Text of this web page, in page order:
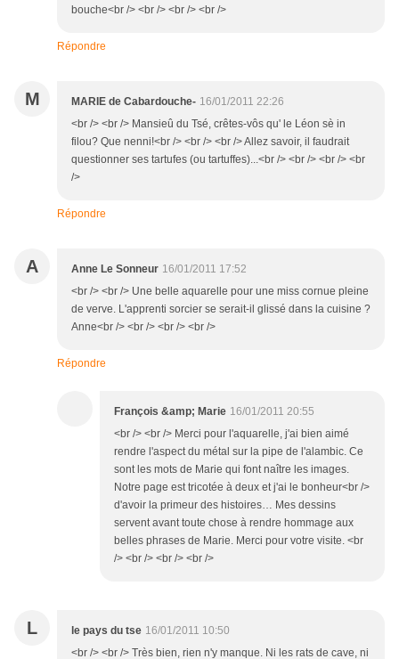
bouche<br /> <br /> <br /> <br />
Répondre
M MARIE de Cabardouche- 16/01/2011 22:26
<br /> <br /> Mansieû du Tsé, crêtes-vôs qu' le Léon sè in
filou? Que nenni!<br /> <br /> <br /> Allez savoir, il faudrait
questionner ses tartufes (ou tartuffes)...<br /> <br /> <br /> <br
/>
Répondre
A Anne Le Sonneur 16/01/2011 17:52
<br /> <br /> Une belle aquarelle pour une miss cornue pleine
de verve. L'apprenti sorcier se serait-il glissé dans la cuisine ?
Anne<br /> <br /> <br /> <br />
Répondre
François &amp; Marie 16/01/2011 20:55
<br /> <br /> Merci pour l'aquarelle, j'ai bien aimé
rendre l'aspect du métal sur la pipe de l'alambic. Ce
sont les mots de Marie qui font naître les images.
Notre page est tricotée à deux et j'ai le bonheur<br />
d'avoir la primeur des histoires… Mes dessins
servent avant toute chose à rendre hommage aux
belles phrases de Marie. Merci pour votre visite. <br
/> <br /> <br /> <br />
L le pays du tse 16/01/2011 10:50
<br /> <br /> Très bien, rien n'y manque. Ni les rats de cave, ni